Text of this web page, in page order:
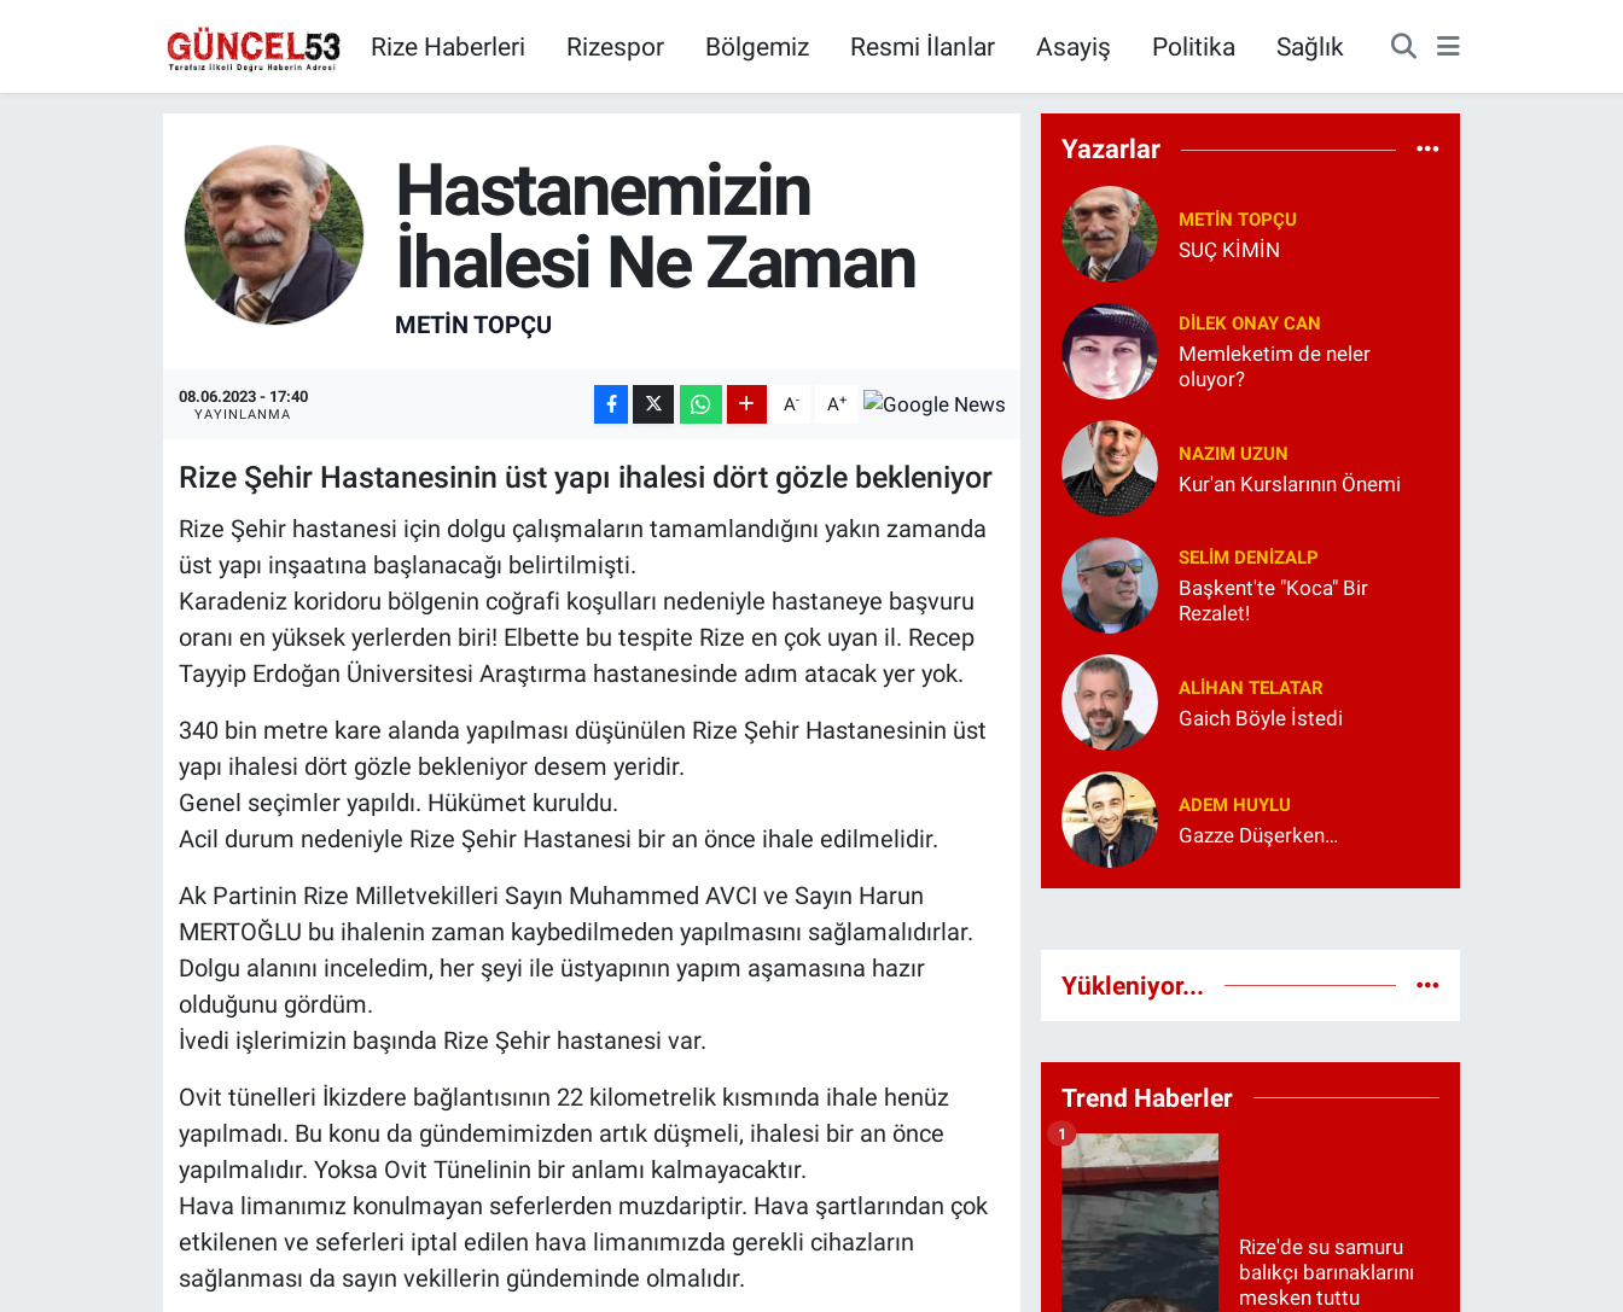
Rize Haberleri Rizespor Bölgemiz Resmi İlanlar Asayiş Politika Sağlık
Hastanemizin
İhalesi Ne Zaman
METIN TOPÇU
08.06.2023 - 17:40
YAYINLANMA A- A+
Rize Şehir Hastanesinin üst yapı ihalesi dört gözle bekleniyor
Rize Şehir hastanesi için dolgu çalışmaların tamamlandığını yakın zamanda
üst yapı inşaatına başlanacağı belirtilmişti.
Karadeniz koridoru bölgenin coğrafi koşulları nedeniyle hastaneye başvuru
oranı en yüksek yerlerden biri! Elbette bu tespite Rize en çok uyan il. Recep
Tayyip Erdoğan Üniversitesi Araştırma hastanesinde adım atacak yer yok.
340 bin metre kare alanda yapılması düşünülen Rize Şehir Hastanesinin üst
yapı ihalesi dört gözle bekleniyor desem yeridir.
Genel seçimler yapıldı. Hükümet kuruldu.
Acil durum nedeniyle Rize Şehir Hastanesi bir an önce ihale edilmelidir.
Ak Partinin Rize Milletvekilleri Sayın Muhammed AVCI ve Sayın Harun
MERTOĞLU bu ihalenin zaman kaybedilmeden yapılmasını sağlamalıdırlar.
Dolgu alanını inceledim, her şeyi ile üstyapının yapım aşamasına hazır
olduğunu gördüm.
İvedi işlerimizin başında Rize Şehir hastanesi var.
Ovit tünelleri İkizdere bağlantısının 22 kilometrelik kısmında ihale henüz
yapılmadı. Bu konu da gündemimizden artık düşmeli, ihalesi bir an önce
yapılmalıdır. Yoksa Ovit Tünelinin bir anlamı kalmayacaktır.
Hava limanımız konulmayan seferlerden muzdariptir. Hava şartlarından çok
etkilenen ve seferleri iptal edilen hava limanımızda gerekli cihazların
sağlanması da sayın vekillerin gündeminde olmalıdır.
Yazarlar
METIN TOPÇU
SUÇ KİMİN
DILEK ONAY CAN
Memleketim de neler
oluyor?
NAZIM UZUN
Kur'an Kurslarının Önemi
SELIM DENİZALP
Başkent'te "Koca" Bir
Rezalet!
ALIHAN TELATAR
Gaich Böyle İstedi
ADEM HUYLU
Gazze Düşerken…
Yükleniyor...
Trend Haberler
Rize'de su samuru
balıkçı barınaklarını
mesken tuttu
1